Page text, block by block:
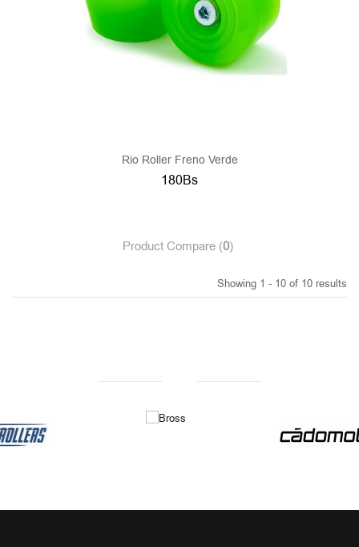
Rio Roller Freno Verde
180Bs
Product Compare (0)
Showing 1 - 10 of 10 results